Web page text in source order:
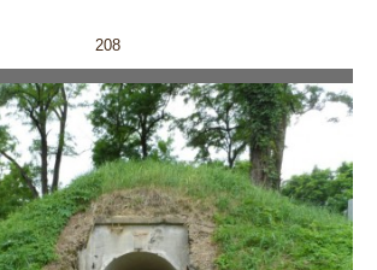
208